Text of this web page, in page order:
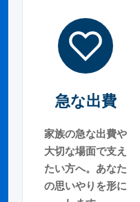
急な出費
家族の急な出費や
大切な場面で支え
たい方へ。あなた
の思いやりを形に